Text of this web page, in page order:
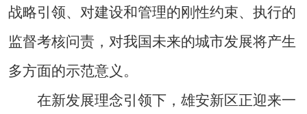
战略引领、对建设和管理的刚性约束、执行的
监督考核问责，对我国未来的城市发展将产生
多方面的示范意义。
在新发展理念引领下，雄安新区正迎来一